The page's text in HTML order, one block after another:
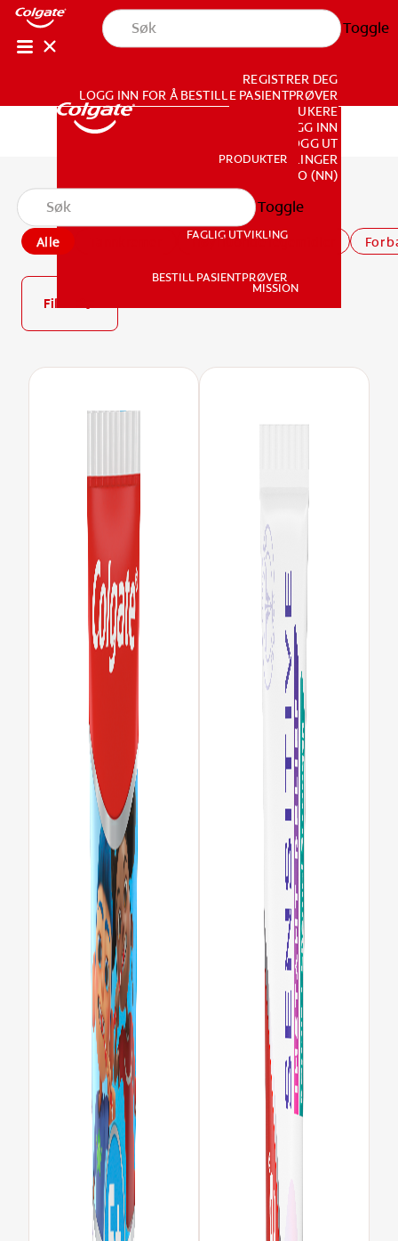
Toggle
PRODUKTER
FAGLIG UTVIKLING
KONTOINNSTILLINGER
REGISTRER DEG
LOGG INN FOR Å BESTILLE PASIENTPRØVER
FOR FORBRUKERE
LOGG INN
LOGG UT
KONTOINNSTILLINGER
NO (NN)
PRODUKTER
FAGLIG UTVIKLING
BESTILL PASIENTPRØVER
MISSION
Toggle
Alle produkter
Alle Høyfluoride legemidler For
Filter